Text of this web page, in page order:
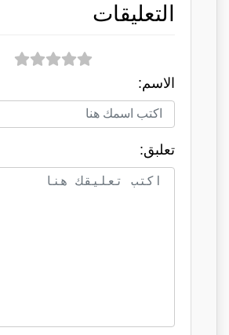
التعليقات
الاسم:
تعلبق: